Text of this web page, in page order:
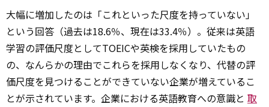
大幅に増加したのは「これといった尺度を持っていない」
という回答（過去は18.6％、現在は33.4％）。従来は英語
学習の評価尺度としてTOEICや英検を採用していたもの
の、なんらかの理由でこれらを採用しなくなり、代替の評
価尺度を見つけることができていない企業が増えているこ
とが示されています。企業における英語教育への意識と 取